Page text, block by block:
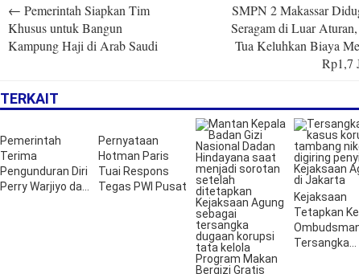
navigation
← Pemerintah Siapkan Tim
Khusus untuk Bangun
Kampung Haji di Arab Saudi
SMPN 2 Makassar
Seragam di Luar
Tua Keluhkan Biaya
Rp1,7
TERKAIT
Pemerintah
Terima
Pengunduran Diri
Perry Warjiyo dari
Pernyataan
Hotman Paris
Tuai Respons
Tegas PWI Pusat
Kejaksaan
Tetapkan
Tersangka